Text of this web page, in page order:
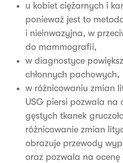
u kobiet ciężarnych i
ponieważ jest to
i nieinwazyjna, w
do mammografii,
w diagnostyce
chłonnych pachowych,
w różnicowaniu zmian
USG piersi pozwala na
gęstych tkanek
różnicowanie zmian
obrazuje przewody
oraz pozwala na ocenę